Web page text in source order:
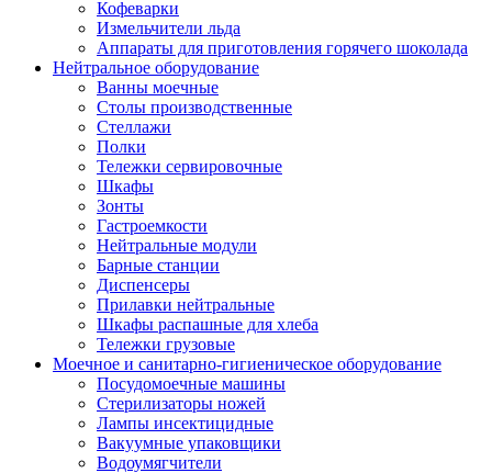
Кофеварки
Измельчители льда
Аппараты для приготовления горячего шоколада
Нейтральное оборудование
Ванны моечные
Столы производственные
Стеллажи
Полки
Тележки сервировочные
Шкафы
Зонты
Гастроемкости
Нейтральные модули
Барные станции
Диспенсеры
Прилавки нейтральные
Шкафы распашные для хлеба
Тележки грузовые
Моечное и санитарно-гигиеническое оборудование
Посудомоечные машины
Стерилизаторы ножей
Лампы инсектицидные
Вакуумные упаковщики
Водоумягчители